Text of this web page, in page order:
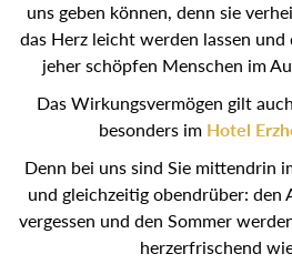
uns geben können, denn sie
das Herz leicht werden lassen
Seit jeher schöpfen Menschen im
Das Wirkungsvermögen gilt
besonders imHotel
Denn bei uns sind Sie mittendrin
und gleichzeitig obendrüber: den
vergessen und den Sommer
so herzerfrischend